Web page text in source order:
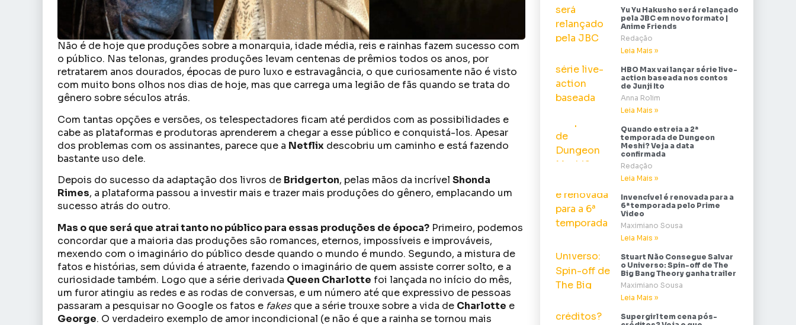
Não é de hoje que produções sobre a monarquia, idade média, reis e rainhas fazem sucesso com
o público. Nas telonas, grandes produções levam centenas de prêmios todos os anos, por
retratarem anos dourados, épocas de puro luxo e estravagância, o que curiosamente não é visto
com muito bons olhos nos dias de hoje, mas que carrega uma legião de fãs quando se trata do
gênero sobre séculos atrás.
Com tantas opções e versões, os telespectadores ficam até perdidos com as possibilidades e
cabe as plataformas e produtoras aprenderem a chegar a esse público e conquistá-los. Apesar
dos problemas com os assinantes, parece que a Netflix descobriu um caminho e está fazendo
bastante uso dele.
Depois do sucesso da adaptação dos livros de Bridgerton, pelas mãos da incrível Shonda
Rimes, a plataforma passou a investir mais e trazer mais produções do gênero, emplacando um
sucesso atrás do outro.
Mas o que será que atrai tanto no público para essas produções de época? Primeiro, podemos
concordar que a maioria das produções são romances, eternos, impossíveis e improváveis,
mexendo com o imaginário do público desde quando o mundo é mundo. Segundo, a mistura de
fatos e histórias, sem dúvida é atraente, fazendo o imaginário de quem assiste correr solto, e a
curiosidade também. Logo que a série derivada Queen Charlotte foi lançada no início do mês,
um furor atingiu as redes e as rodas de conversas, e um número até que expressivo de pessoas
passaram a pesquisar no Google os fatos e fakesque a série trouxe sobre a vida de Charlotte e
George. O verdadeiro exemplo de amor incondicional (e não é que a rainha se tornou mais
Yu Yu Hakusho será relançado
pela JBC em novo formato |
Anime Friends
Redação
Leia Mais »
HBO Max vai lançar série live-
action baseada nos contos
de Junji Ito
Anna Rolim
Leia Mais »
Quando estreia a 2ª
temporada de Dungeon
Meshi? Veja a data
confirmada
Redação
Leia Mais »
Invencível é renovada para a
6ª temporada pelo Prime
Video
Maximiano Sousa
Leia Mais »
Stuart Não Consegue Salvar
o Universo: Spin-off de The
Big Bang Theory ganha trailer
Maximiano Sousa
Leia Mais »
Supergirl tem cena pós-